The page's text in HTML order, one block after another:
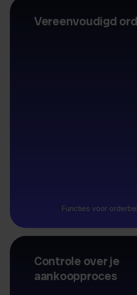
Vereenvoudigd
Functies voor
Controle over je
aankoopproces